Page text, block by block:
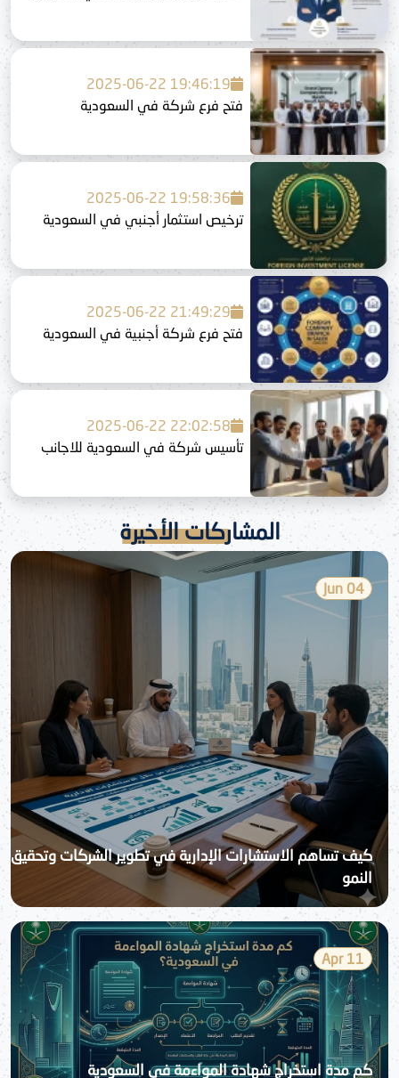
2025-06-22 19:46:19
فتح فرع شركة في السعودية
2025-06-22 19:58:36
ترخيص استثمار أجنبي في السعودية
2025-06-22 21:49:29
فتح فرع شركة أجنبية في السعودية
2025-06-22 22:02:58
تأسيس شركة في السعودية للاجانب
المشاركات الأخيرة
04 Jun
كيف تساهم الاستشارات الإدارية في تطوير الشركات وتحقيق
النمو
11 Apr
كم مدة استخراج شهادة المواءمة في السعودية